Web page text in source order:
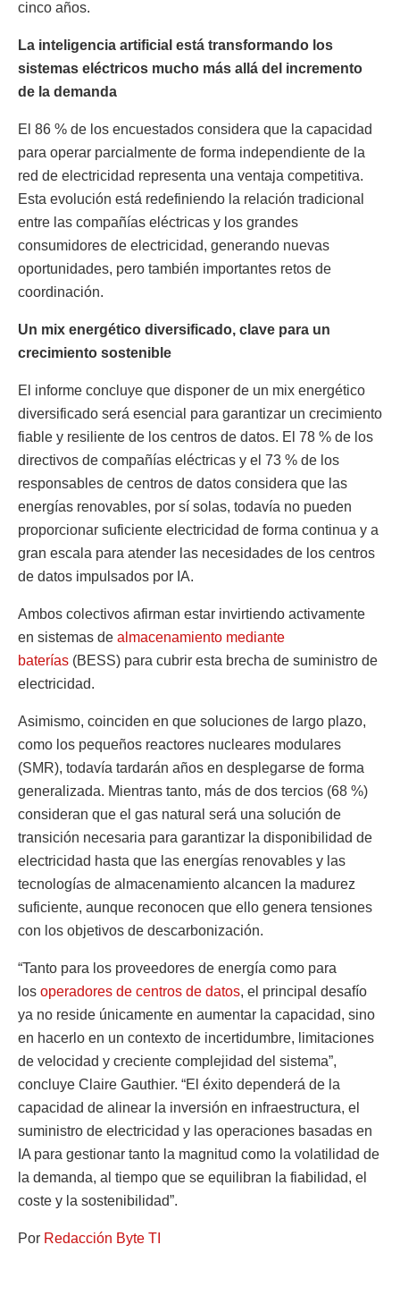
cinco años.
La inteligencia artificial está transformando los
sistemas eléctricos mucho más allá del incremento
de la demanda
El 86 % de los encuestados considera que la capacidad
para operar parcialmente de forma independiente de la
red de electricidad representa una ventaja competitiva.
Esta evolución está redefiniendo la relación tradicional
entre las compañías eléctricas y los grandes
consumidores de electricidad, generando nuevas
oportunidades, pero también importantes retos de
coordinación.
Un mix energético diversificado, clave para un
crecimiento sostenible
El informe concluye que disponer de un mix energético
diversificado será esencial para garantizar un crecimiento
fiable y resiliente de los centros de datos. El 78 % de los
directivos de compañías eléctricas y el 73 % de los
responsables de centros de datos considera que las
energías renovables, por sí solas, todavía no pueden
proporcionar suficiente electricidad de forma continua y a
gran escala para atender las necesidades de los centros
de datos impulsados por IA.
Ambos colectivos afirman estar invirtiendo activamente
en sistemas de almacenamiento mediante
baterías (BESS) para cubrir esta brecha de suministro de
electricidad.
Asimismo, coinciden en que soluciones de largo plazo,
como los pequeños reactores nucleares modulares
(SMR), todavía tardarán años en desplegarse de forma
generalizada. Mientras tanto, más de dos tercios (68 %)
consideran que el gas natural será una solución de
transición necesaria para garantizar la disponibilidad de
electricidad hasta que las energías renovables y las
tecnologías de almacenamiento alcancen la madurez
suficiente, aunque reconocen que ello genera tensiones
con los objetivos de descarbonización.
“Tanto para los proveedores de energía como para
los operadores de centros de datos, el principal desafío
ya no reside únicamente en aumentar la capacidad, sino
en hacerlo en un contexto de incertidumbre, limitaciones
de velocidad y creciente complejidad del sistema”,
concluye Claire Gauthier. “El éxito dependerá de la
capacidad de alinear la inversión en infraestructura, el
suministro de electricidad y las operaciones basadas en
IA para gestionar tanto la magnitud como la volatilidad de
la demanda, al tiempo que se equilibran la fiabilidad, el
coste y la sostenibilidad”.
Por Redacción Byte TI